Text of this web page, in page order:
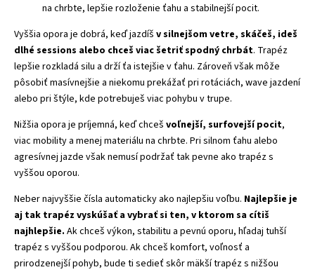
na chrbte, lepšie rozloženie ťahu a stabilnejší pocit.
Vyššia opora je dobrá, keď jazdíš v silnejšom vetre, skáčeš, ideš
dlhé sessions alebo chceš viac šetriť spodný chrbát. Trapéz
lepšie rozkladá silu a drží ťa istejšie v ťahu. Zároveň však môže
pôsobiť masívnejšie a niekomu prekážať pri rotáciách, wave jazdení
alebo pri štýle, kde potrebuješ viac pohybu v trupe.
Nižšia opora je príjemná, keď chceš voľnejší, surfovejší pocit,
viac mobility a menej materiálu na chrbte. Pri silnom ťahu alebo
agresívnej jazde však nemusí podržať tak pevne ako trapéz s
vyššou oporou.
Neber najvyššie čísla automaticky ako najlepšiu voľbu. Najlepšie je
aj tak trapéz vyskúšať a vybrať si ten, v ktorom sa cítiš
najhlepšie. Ak chceš výkon, stabilitu a pevnú oporu, hľadaj tuhší
trapéz s vyššou podporou. Ak chceš komfort, voľnosť a
prirodzenejší pohyb, bude ti sedieť skôr mäkší trapéz s nižšou